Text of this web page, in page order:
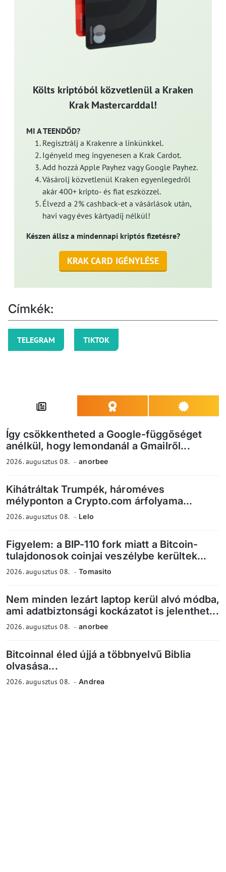
Költs kriptóból közvetlenül a Kraken
Krak Mastercarddal!
MI A TEENDŐD?
Regisztrálj a Krakenre a linkünkkel.
Igényeld meg ingyenesen a Krak Cardot.
Add hozzá Apple Payhez vagy Google Payhez.
Vásárolj közvetlenül Kraken egyenlegedről
akár 400+ kripto- és fiat eszközzel.
Élvezd a 2% cashback-et a vásárlások után,
havi vagy éves kártyadíj nélkül!
Készen állsz a mindennapi kriptós fizetésre?
KRAK CARD IGÉNYLÉSE
Címkék:
TELEGRAM TIKTOK
Így csökkentheted a Google-függőséget
anélkül, hogy lemondanál a Gmailről...
2026. augusztus 08. anorbee
Kihátráltak Trumpék, hároméves
mélyponton a Crypto.com árfolyama...
2026. augusztus 08. Lelo
Figyelem: a BIP-110 fork miatt a Bitcoin-
tulajdonosok coinjai veszélybe kerültek...
2026. augusztus 08. Tomasito
Nem minden lezárt laptop kerül alvó módba,
ami adatbiztonsági kockázatot is jelenthet...
2026. augusztus 08. anorbee
Bitcoinnal éled újjá a többnyelvű Biblia
olvasása...
2026. augusztus 08. Andrea